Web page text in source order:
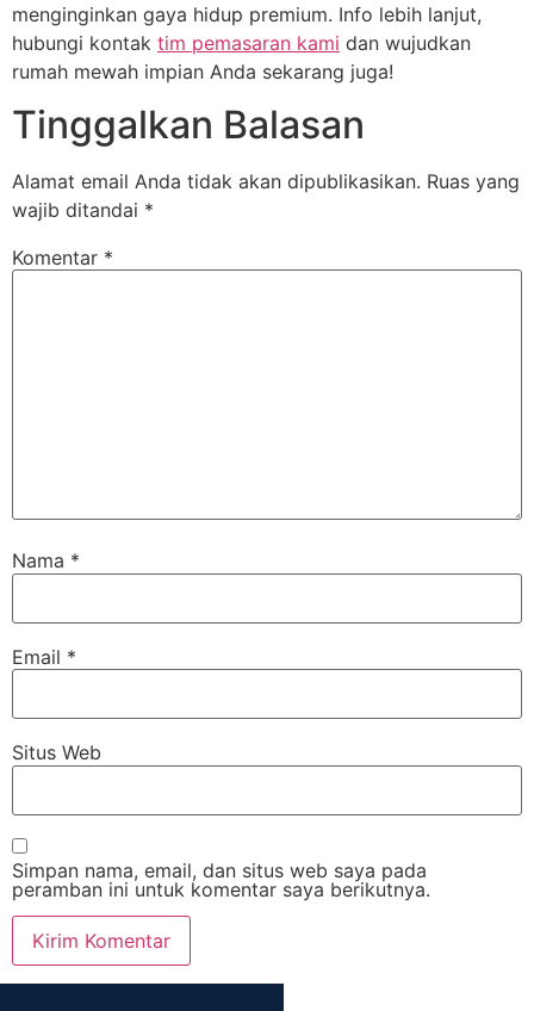
menginginkan gaya hidup premium. Info lebih lanjut,
hubungi kontak tim pemasaran kami dan wujudkan
rumah mewah impian Anda sekarang juga!
Tinggalkan Balasan
Alamat email Anda tidak akan dipublikasikan. Ruas yang
wajib ditandai *
Komentar *
Nama *
Email *
Situs Web
Simpan nama, email, dan situs web saya pada
peramban ini untuk komentar saya berikutnya.